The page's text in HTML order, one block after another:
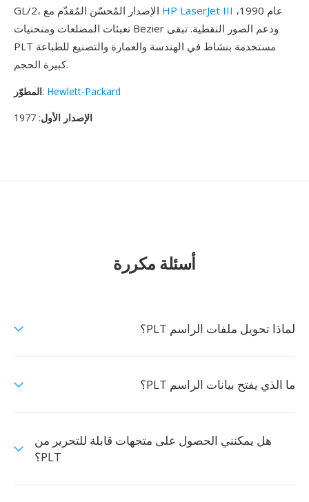
HP LaserJet III
تعبئات المضلعات ومنحنيات Bezier ودعم الصور النقطية. تبقى
PLT مستخدمة بنشاط في الهندسة والعمارة والتصنيع للطباعة
كبيرة الحجم.
المطوّر: Hewlett-Packard
الإصدار الأول: 1977
أسئلة مكررة
لماذا تحويل ملفات الراسم PLT؟
ما الذي يفتح بيانات الراسم PLT؟
هل يمكنني الحصول على متجهات قابلة للتحرير من
PLT؟